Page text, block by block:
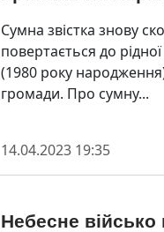
Сумна звістка знову
повертається до
(1980 року
громади. Про сумну...
14.04.2023 19:35
Небесне